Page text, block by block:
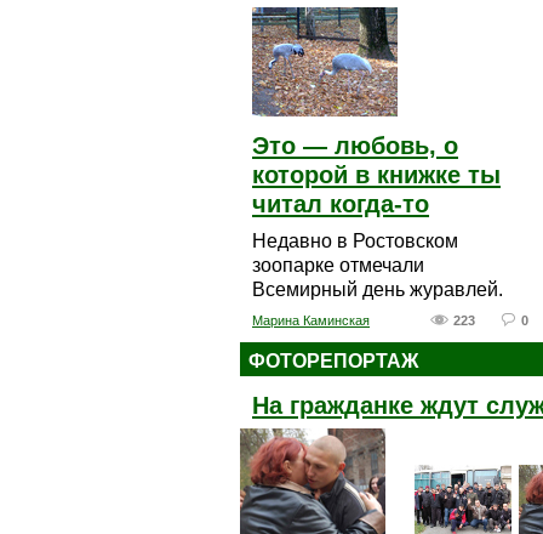
Это — любовь, о
которой в книжке ты
читал когда-то
Недавно в Ростовском
зоопарке отмечали
Всемирный день журавлей.
223 0
Марина Каминская
ФОТОРЕПОРТАЖ
На гражданке ждут